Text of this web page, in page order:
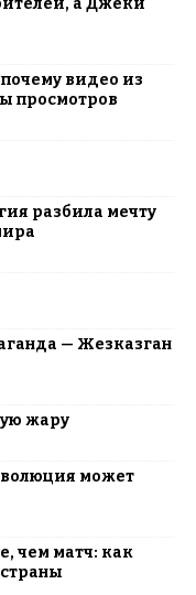
а Джеки
видео из
просмотров
разбила мечту
— Жезказган
жару
может
чем матч: как